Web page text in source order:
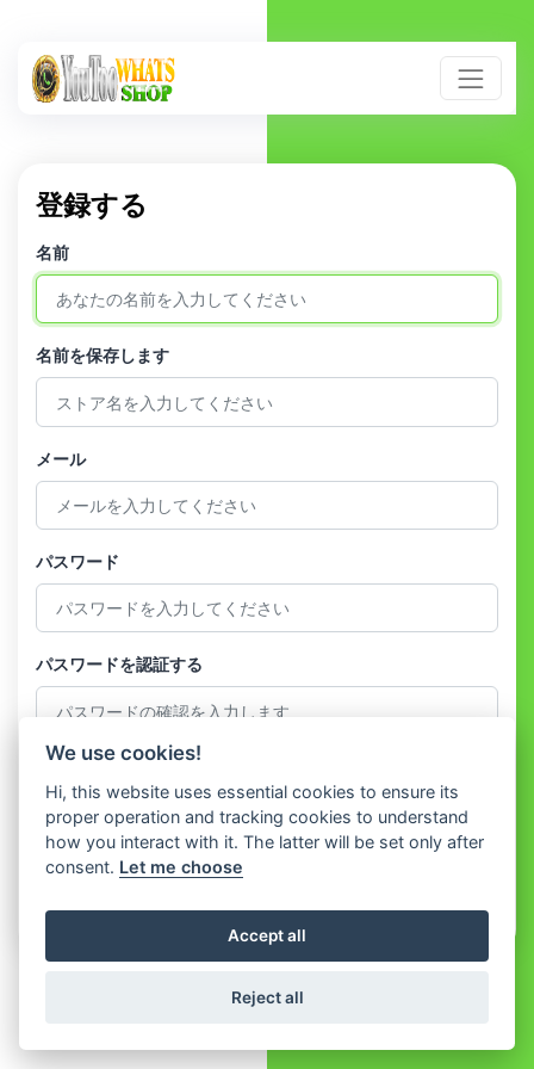
登録する
名前
名前を保存します
メール
パスワード
パスワードを認証する
登録する
© 2026 WhatShop
We use cookies!
Hi, this website uses essential cookies to ensure its
proper operation and tracking cookies to understand
how you interact with it. The latter will be set only after
consent. Let me choose
Accept all
Reject all